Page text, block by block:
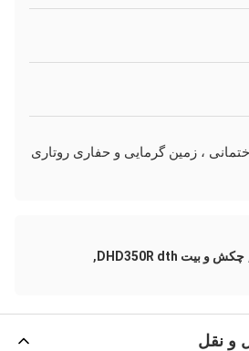
، زمین گرمایی و حفاری روتاری
چکش و بیت DHD350R dth ,
و نقل